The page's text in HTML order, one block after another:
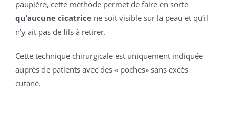
paupière, cette méthode permet de faire en sorte
qu’aucune cicatrice ne soit visible sur la peau et qu’il
n’y ait pas de fils à retirer.
Cette technique chirurgicale est uniquement indiquée
auprès de patients avec des « poches» sans excès
cutané.